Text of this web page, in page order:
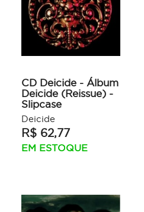
CD Deicide - Álbum
Deicide (Reissue) -
Slipcase
Deicide
R$ 62,77
EM ESTOQUE